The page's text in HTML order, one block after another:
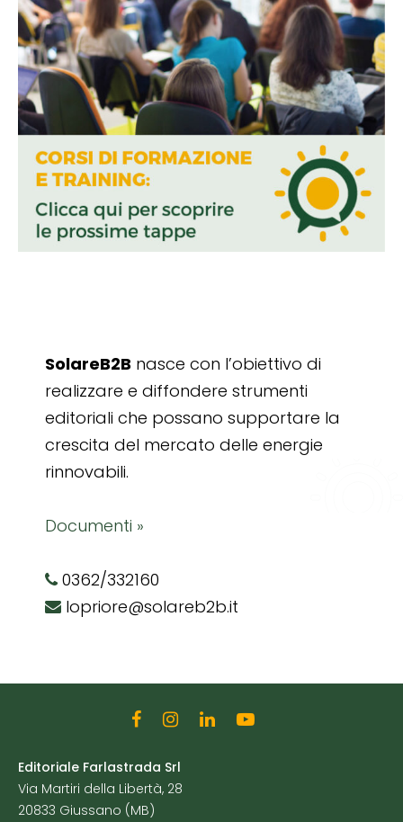
SolareB2B nasce con l’obiettivo di
realizzare e diffondere strumenti
editoriali che possano supportare la
crescita del mercato delle energie
rinnovabili.
Documenti »
0362/332160
lopriore@solareb2b.it
Editoriale Farlastrada Srl
Via Martiri della Libertà, 28
20833 Giussano (MB)